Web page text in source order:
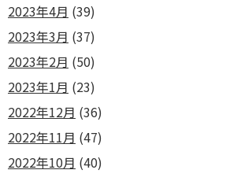
2023年4月 (39)
2023年3月 (37)
2023年2月 (50)
2023年1月 (23)
2022年12月 (36)
2022年11月 (47)
2022年10月 (40)